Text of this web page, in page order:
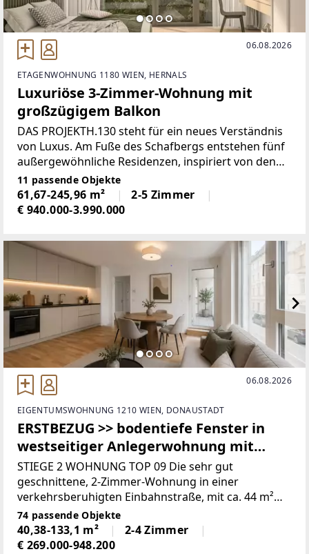
06.08.2026
ETAGENWOHNUNG 1180 WIEN, HERNALS
Luxuriöse 3-Zimmer-Wohnung mit
großzügigem Balkon
DAS PROJEKTH.130 steht für ein neues Verständnis
von Luxus. Am Fuße des Schafbergs entstehen fünf
außergewöhnliche Residenzen, inspiriert von den
Elementen und geprägt von individueller
Architektur. Jede Einheit folgt einer eigenen Idee und
eröffnet
11 passende Objekte
61,67-245,96 m²
2-5 Zimmer
€ 940.000-3.990.000
06.08.2026
EIGENTUMSWOHNUNG 1210 WIEN, DONAUSTADT
ERSTBEZUG >> bodentiefe Fenster in
westseitiger Anlegerwohnung mit
Loggia >> TOP LAGE
STIEGE 2 WOHNUNG TOP 09 Die sehr gut
geschnittene, 2-Zimmer-Wohnung in einer
verkehrsberuhigten Einbahnstraße, mit ca. 44 m²
Wohnnutzfläche inklusive Loggia befindet sich im 1.
Obergeschoss in der Stiege 2. Ideal für Singles
74 passende Objekte
40,38-133,1 m²
2-4 Zimmer
€ 269.000-948.200